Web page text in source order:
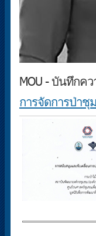
MOU - บันทึกค
การจัดการป่า